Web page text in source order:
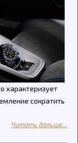
характеризует
сократить
Читать дальше...